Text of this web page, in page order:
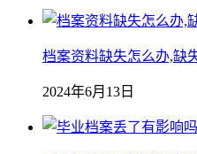
档案资料缺失怎么办,缺
2024年6月13日